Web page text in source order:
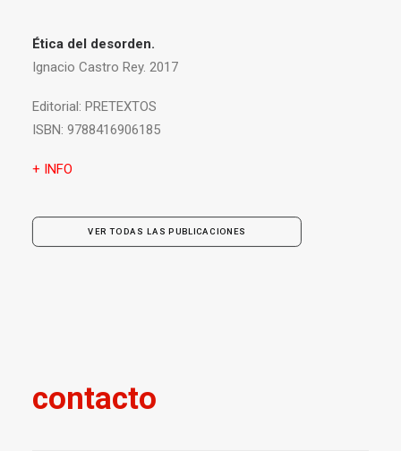
Ética del desorden.
Ignacio Castro Rey. 2017
Editorial: PRETEXTOS
ISBN: 9788416906185
+ INFO
VER TODAS LAS PUBLICACIONES
contacto